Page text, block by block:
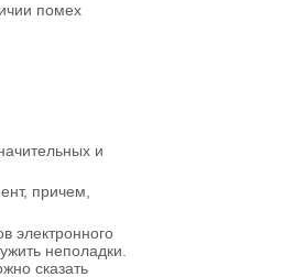
помех
и
причем,
электронного
неполадки.
сказать